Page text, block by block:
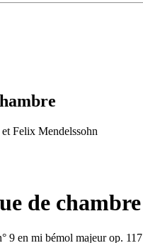
Felix Mendelssohn
de chambre
9 en mi bémol majeur op. 117